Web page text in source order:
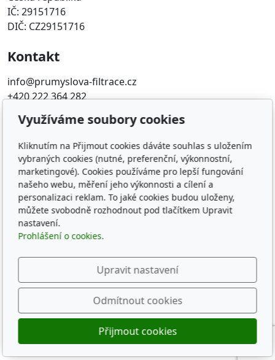
IČ: 29151716
DIČ: CZ29151716
Kontakt
info@prumyslova-filtrace.cz
+420 222 364 282
Oblíbené odkazy
Katalog filtrů MANN
KDFILTER.CZ
FILTR-FILTRY.CZ
FILTER-FILTERS.EU
Vyhledávání filtrů podle rozměru
Sledujte nás
© 2026KD-FILTER, Průmyslová filtrace s.r.o.
Běží nainPages AI
Využíváme soubory cookies
Kliknutím na Přijmout cookies dáváte souhlas s uložením
vybraných cookies (nutné, preferenční, výkonnostní,
marketingové). Cookies používáme pro lepší fungování
našeho webu, měření jeho výkonnosti a cílení a
personalizaci reklam. To jaké cookies budou uloženy,
můžete svobodně rozhodnout pod tlačítkem Upravit
nastavení.
Prohlášení o cookies.
Upravit nastavení
Odmítnout cookies
Přijmout cookies